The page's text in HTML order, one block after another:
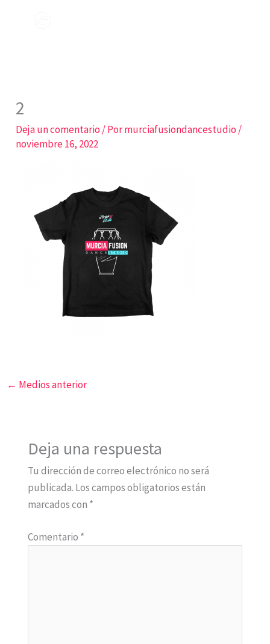
2
Deja un comentario / Pormurciafusiondancestudio /
noviembre 16, 2022
← Medios anterior
Deja una respuesta
Tu dirección de correo electrónico no será
publicada. Los campos obligatorios están
marcados con *
Comentario *